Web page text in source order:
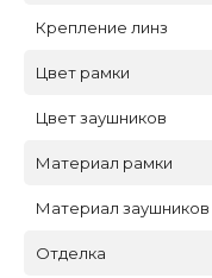
Крепление линз
Цвет рамки
Цвет заушников
Материал рамки
Материал заушников
Отделка